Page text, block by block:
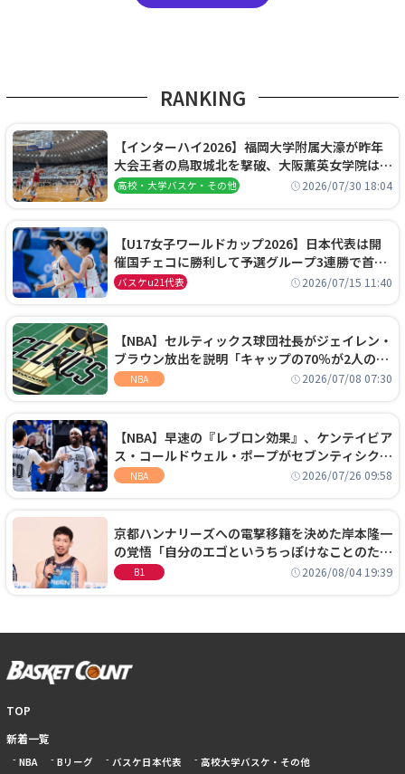
RANKING
【インターハイ2026】福岡大学附属大濠が昨年
大会王者の鳥取城北を撃破、大阪薫英女学院は岐
阜女子に完勝、大会3日目試合結果
高校・大学バスケ・その他 2026/07/30 18:04
【U17女子ワールドカップ2026】日本代表は開
催国チェコに勝利して予選グループ3連勝で首位
通過！準々決勝の相手はエジプトに決定
バスケu21代表 2026/07/15 11:40
【NBA】セルティックス球団社長がジェイレン・
ブラウン放出を説明「キャップの70％が2人の選
手に集中するチームでは勝てない」
NBA 2026/07/08 07:30
【NBA】早速の『レブロン効果』、ケンテイビア
ス・コールドウェル・ポープがセブンティシクサ
ーズに1年契約で加入
NBA 2026/07/26 09:58
京都ハンナリーズへの電撃移籍を決めた岸本隆一
の覚悟「自分のエゴというちっぽけなことのため
に、京都に来たわけではない」
B1 2026/08/04 19:39
TOP
新着一覧
NBA Bリーグ バスケ日本代表 高校大学バスケ・その他